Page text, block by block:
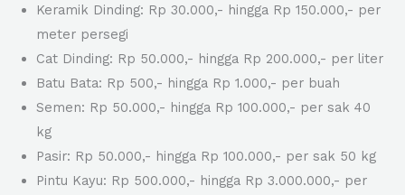
Keramik Dinding: Rp 30.000,- hingga Rp 150.000,- per
meter persegi
Cat Dinding: Rp 50.000,- hingga Rp 200.000,- per liter
Batu Bata: Rp 500,- hingga Rp 1.000,- per buah
Semen: Rp 50.000,- hingga Rp 100.000,- per sak 40
kg
Pasir: Rp 50.000,- hingga Rp 100.000,- per sak 50 kg
Pintu Kayu: Rp 500.000,- hingga Rp 3.000.000,- per